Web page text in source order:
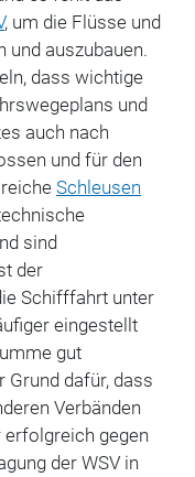
, um die Flüsse und
und auszubauen.
dass wichtige
und
auch nach
und für den
Schleusen
sind
der
Schifffahrt unter
eingestellt
gut
Grund dafür, dass
Verbänden
gegen
der WSV in